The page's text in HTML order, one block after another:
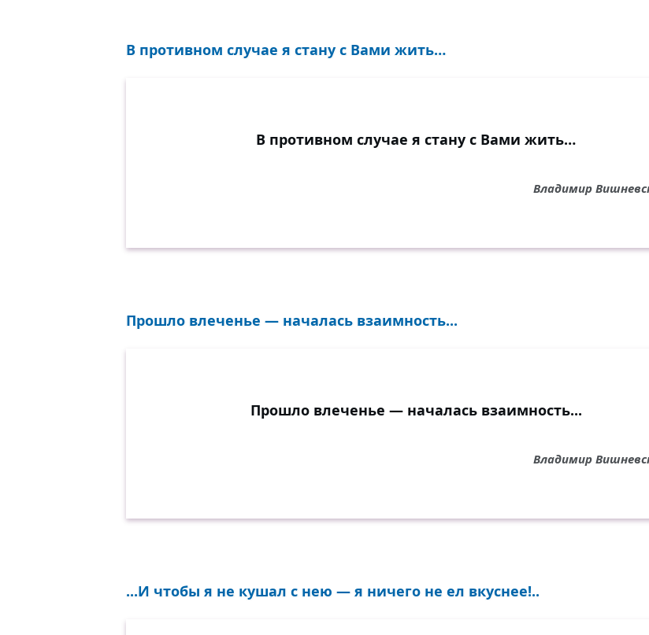
В противном случае я стану с Вами жить…
В противном случае я стану с Вами жить…
Владимир
Прошло влеченье — началась взаимность...
Прошло влеченье — началась взаимность...
Владимир
...И чтобы я не кушал с нею — я ничего не ел вкуснее!..